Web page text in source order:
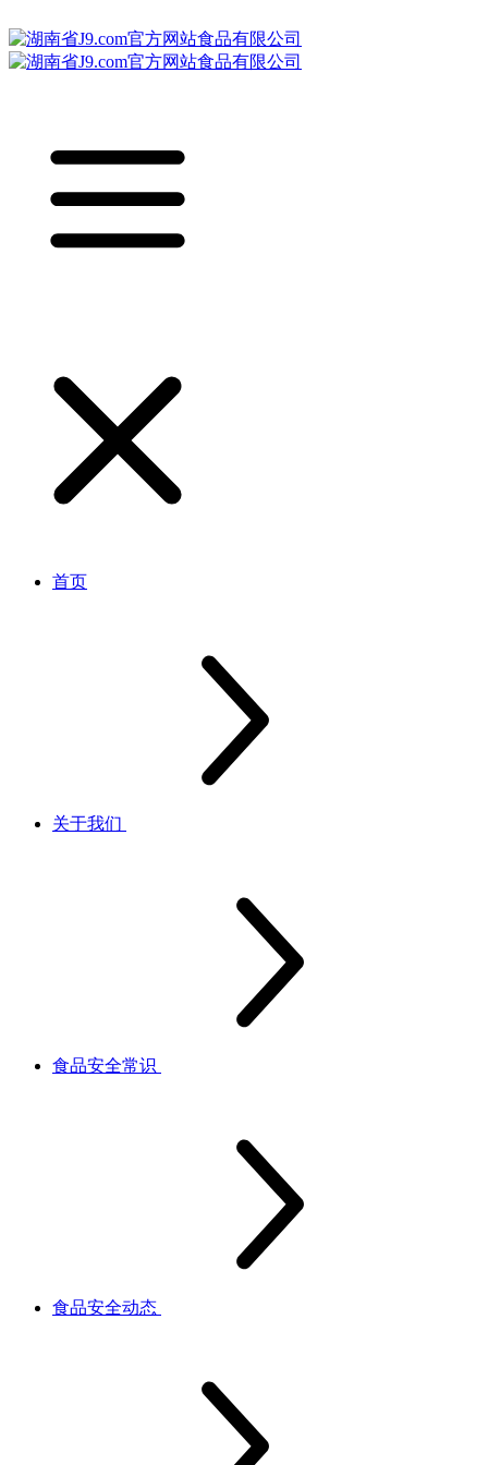
首页
关于我们
食品安全常识
食品安全动态